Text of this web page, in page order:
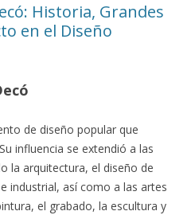
Historia, Grandes
en el Diseño
de diseño popular que
influencia se extendió a las
la arquitectura, el diseño de
industrial, así como a las artes
el grabado, la escultura y